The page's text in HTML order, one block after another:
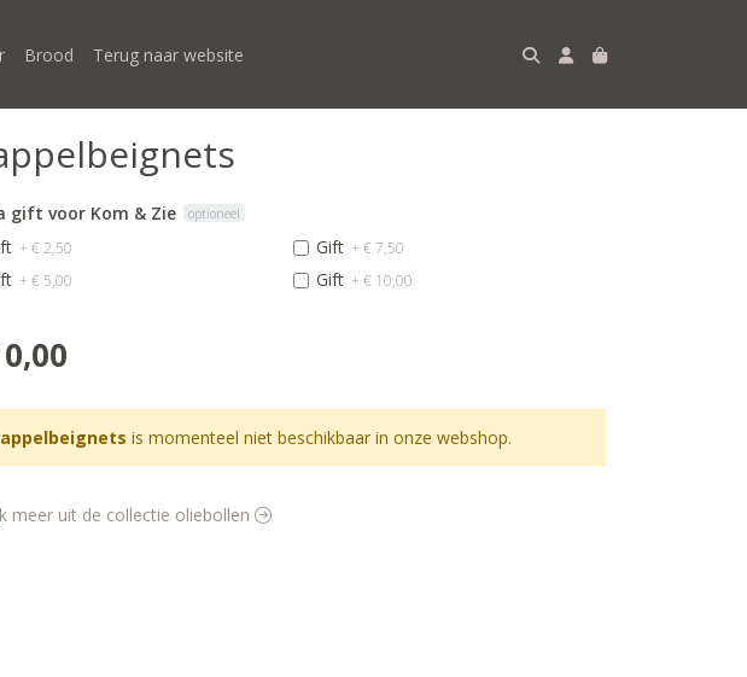
Brood Terug naar website
gift voor Kom & Zie optioneel
+ € 2,50
+ € 5,00
Gift + € 7,50
Gift + € 10,00
is momenteel niet beschikbaar in onze webshop.
meer uit de collectie oliebollen